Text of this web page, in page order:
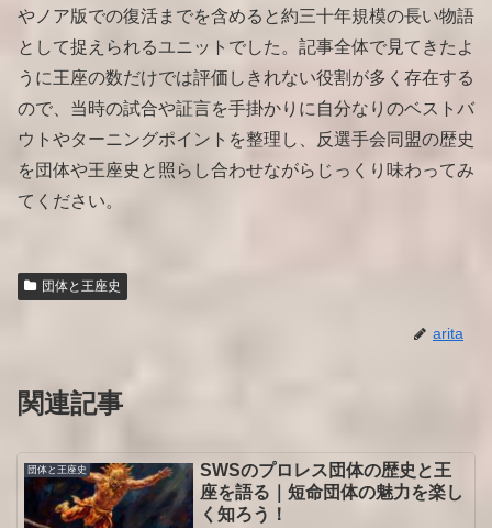
やノア版での復活までを含めると約三十年規模の長い物語
として捉えられるユニットでした。記事全体で見てきたよ
うに王座の数だけでは評価しきれない役割が多く存在する
ので、当時の試合や証言を手掛かりに自分なりのベストバ
ウトやターニングポイントを整理し、反選手会同盟の歴史
を団体や王座史と照らし合わせながらじっくり味わってみ
てください。
団体と王座史
arita
関連記事
団体と王座史
SWSのプロレス団体の歴史と王
座を語る｜短命団体の魅力を楽し
く知ろう！